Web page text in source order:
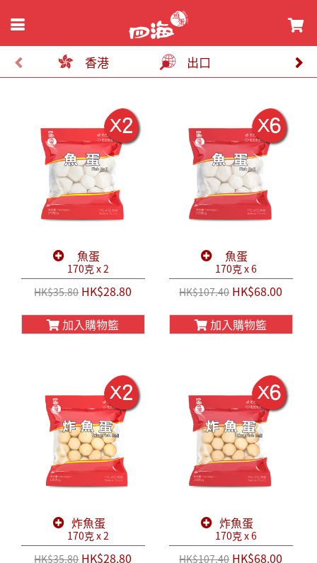
香港 出口
魚蛋
170克 x 2
HK$35.80HK$28.80
加入購物籃
魚蛋
170克 x 6
HK$107.40HK$68.00
加入購物籃
炸魚蛋
170克 x 2
HK$35.80HK$28.80
炸魚蛋
170克 x 6
HK$107.40HK$68.00